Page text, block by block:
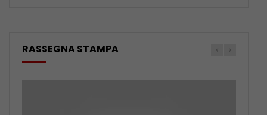
RASSEGNA STAMPA